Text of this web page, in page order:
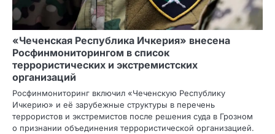
«Чеченская Республика Ичкерия» внесена
Росфинмониторингом в список
террористических и экстремистских
организаций
Росфинмониторинг включил «Чеченскую Республику
Ичкерию» и её зарубежные структуры в перечень
террористов и экстремистов после решения суда в Грозном
о признании объединения террористической организацией.